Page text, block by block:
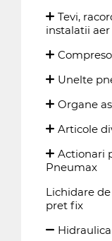
Tevi,
instalatii aer
Unelte
Organe
Articole
Actionari
Pneumax
Lichidare
pret fix
Hidraulica